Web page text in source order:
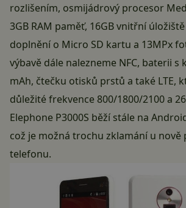
rozlišením, osmijádrový procesor
3GB RAM paměť, 16GB vnitřní
doplnění o Micro SD kartu a 13MPx
výbavě dále nalezneme NFC, baterii s
mAh, čtečku otisků prstů a také LTE,
důležité frekvence 800/1800/2100 a
Elephone P3000S běží stále na
což je možná trochu zklamání u nově
telefonu.